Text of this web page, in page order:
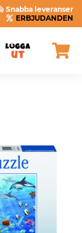
Snabba leveranser
ERBJUDANDEN